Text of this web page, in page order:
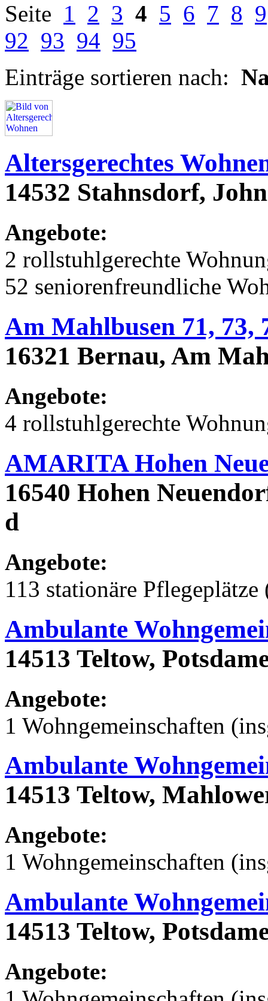
Seite 1 2 3 4 5 6 7 8 9
92 93 94 95
Einträge sortieren nach:
Altersgerechtes
14532 Stahnsdorf,
Angebote:
2 rollstuhlgerechte
52 seniorenfreundliche
Am Mahlbusen 71, 73,
16321 Bernau, Am
Angebote:
4 rollstuhlgerechte
AMARITA Hohen
16540 Hohen
d
Angebote:
113 stationäre
Ambulante
14513 Teltow,
Angebote:
1 Wohngemeinschaften
Ambulante
14513 Teltow,
Angebote:
1 Wohngemeinschaften
Ambulante
14513 Teltow,
Angebote: